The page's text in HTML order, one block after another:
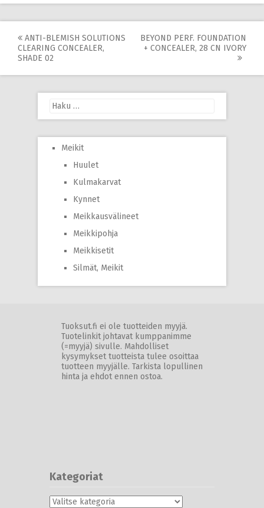
Post
navigation
ANTI-BLEMISH SOLUTIONS
CLEARING CONCEALER,
SHADE 02
BEYOND PERF. FOUNDATION
+ CONCEALER, 28 CN IVORY
Haku:
Meikit
Huulet
Kulmakarvat
Kynnet
Meikkausvälineet
Meikkipohja
Meikkisetit
Silmät, Meikit
Tuoksut.fi ei ole tuotteiden myyjä.
Tuotelinkit johtavat kumppanimme
(=myyjä) sivulle. Mahdolliset
kysymykset tuotteista tulee osoittaa
tuotteen myyjälle. Tarkista lopullinen
hinta ja ehdot ennen ostoa.
Kategoriat
Kategoriat